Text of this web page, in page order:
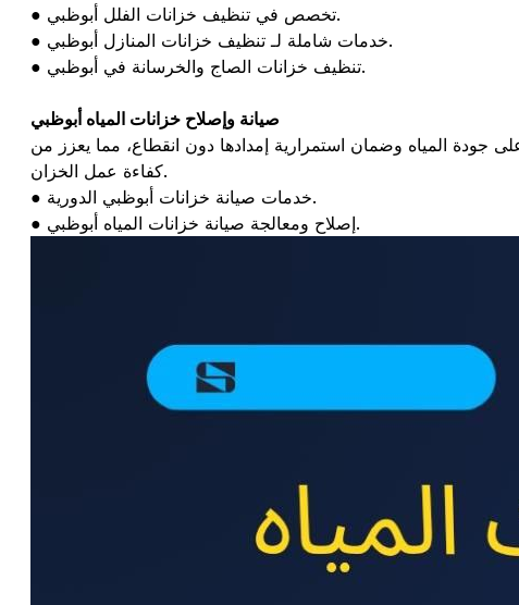
● تخصص في تنظيف خزانات الفلل أبوظبي.
● خدمات شاملة لـ تنظيف خزانات المنازل أبوظبي.
● تنظيف خزانات الصاج والخرسانة في أبوظبي.
صيانة وإصلاح خزانات المياه أبوظبي
جودة المياه وضمان استمرارية إمدادها دون انقطاع، مما يعزز من
كفاءة عمل الخزان.
● خدمات صيانة خزانات أبوظبي الدورية.
● إصلاح ومعالجة صيانة خزانات المياه أبوظبي.